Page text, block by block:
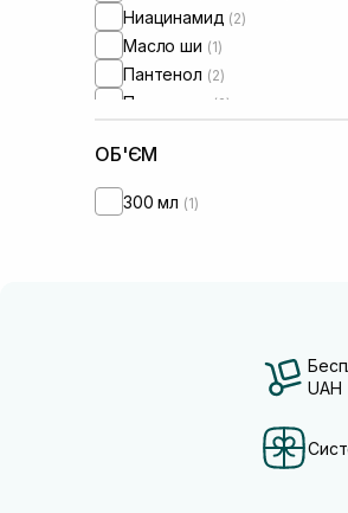
Ниацинамид (2)
Масло ши (1)
Пантенол (2)
Полимеры (2)
Протеины
ОБ'ЄМ
300 мл (1)
UAH